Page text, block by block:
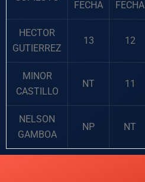
FECHA
FECHA
HECTOR
GUTIERREZ
13 12
MINOR
CASTILLO
NT 11
NELSON
GAMBOA
NP NT